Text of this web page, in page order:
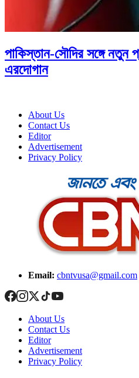
পাকিস্তান-সৌদির সঙ্গে নতুন
এরদোগান
About Us
Contact Us
Editor
Advertisement
Privacy Policy
Email: cbntvusa@gmail.com
About Us
Contact Us
Editor
Advertisement
Privacy Policy